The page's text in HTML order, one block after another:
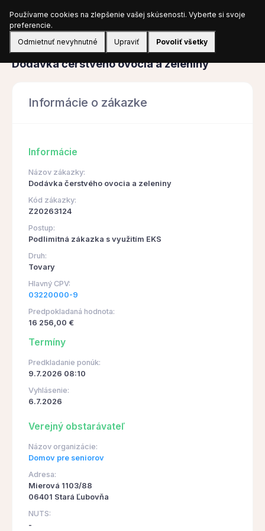
Prihlásiť sa
Obstarávanie
Dodávka čerstvého ovocia a zeleniny
Informácie o zákazke
Informácie
Názov zákazky:
Dodávka čerstvého ovocia a zeleniny
Kód zákazky:
Z20263124
Postup:
Podlimitná zákazka s využitím EKS
Druh:
Tovary
Hlavný CPV:
03220000-9
Predpokladaná hodnota:
16 256,00 €
Termíny
Predkladanie ponúk:
9.7.2026 08:10
Vyhlásenie:
6.7.2026
Verejný obstarávateľ
Názov organizácie:
Domov pre seniorov
Adresa:
Mierová 1103/88
06401 Stará Ľubovňa
NUTS:
-
Používame cookies na zlepšenie vašej skúsenosti. Vyberte si svoje
preferencie.
Odmietnuť nevyhnutné
Upraviť Povoliť všetky